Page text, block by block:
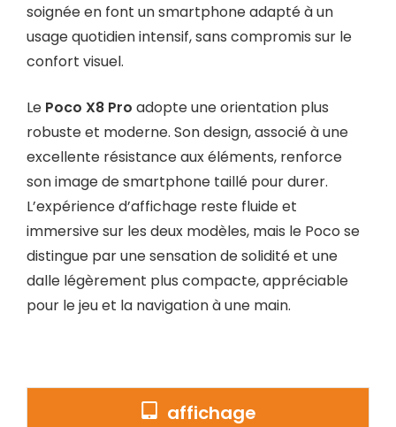
soignée en font un smartphone adapté à un
usage quotidien intensif, sans compromis sur le
confort visuel.
Le Poco X8 Pro adopte une orientation plus
robuste et moderne. Son design, associé à une
excellente résistance aux éléments, renforce
son image de smartphone taillé pour durer.
L’expérience d’affichage reste fluide et
immersive sur les deux modèles, mais le Poco se
distingue par une sensation de solidité et une
dalle légèrement plus compacte, appréciable
pour le jeu et la navigation à une main.
affichage